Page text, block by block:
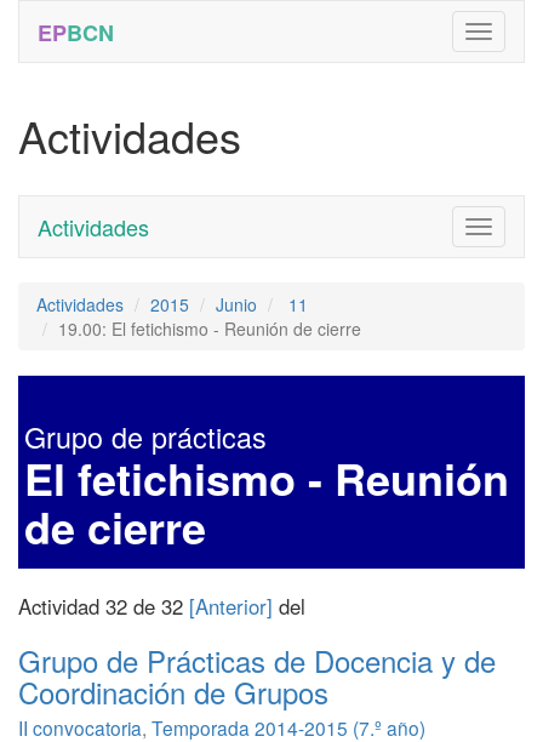
EPBCN
Actividades
Toggle
Actividades
Actividades 2015 Junio
11
19.00: El fetichismo - Reunión de cierre
Grupo de prácticas
El fetichismo - Reunión
de cierre
Actividad 32 de 32 [Anterior] del
Grupo de Prácticas de Docencia y de
Coordinación de Grupos
II convocatoria, Temporada 2014-2015 (7.º año)